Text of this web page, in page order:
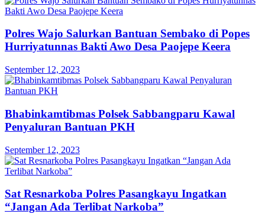
Polres Wajo Salurkan Bantuan Sembako di Popes
Hurriyatunnas Bakti Awo Desa Paojepe Keera
September 12, 2023
Bhabinkamtibmas Polsek Sabbangparu Kawal
Penyaluran Bantuan PKH
September 12, 2023
Sat Resnarkoba Polres Pasangkayu Ingatkan
“Jangan Ada Terlibat Narkoba”